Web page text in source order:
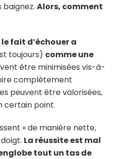
baignez. Alors, comment
fait d’échouer a
toujours) comme une
être minimisées vis-à-
complètement
peuvent être valorisées,
certain point.
» de manière nette,
La réussite est mal
tout un tas de